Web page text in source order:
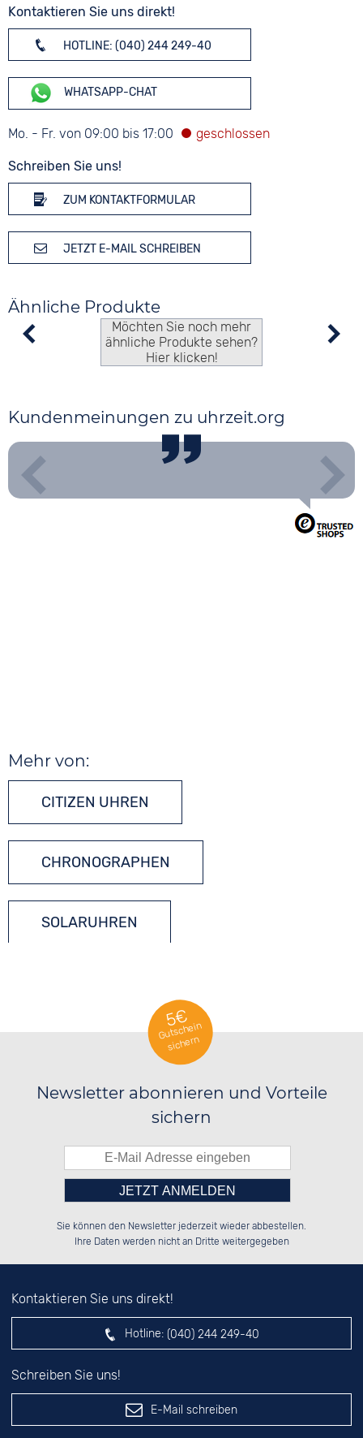
Kontaktieren Sie uns direkt!
HOTLINE: (040) 244 249-40
WHATSAPP-CHAT
Mo. - Fr. von 09:00 bis 17:00
Schreiben Sie uns!
ZUM KONTAKTFORMULAR
JETZT E-MAIL SCHREIBEN
Ähnliche Produkte
Möchten Sie noch mehr
ähnliche Produkte sehen?
Hier klicken!
Kundenmeinungen zu uhrzeit.org
Mehr von:
CITIZEN UHREN
CHRONOGRAPHEN
SOLARUHREN
5€
Gutschein
sichern
Newsletter abonnieren und Vorteile
sichern
██░░██░░██░░██░░██░░██░░░░░░██░░
██████░░██████░░██████░░░░████░░
░░░░██░░░░░░██░░██░░██░░░░░░██░░
Bitte tragen Sie die Zahl in
das nebenstehende Feld ein.
Sie können den Newsletter jederzeit wieder abbestellen.
Ihre Daten werden nicht an Dritte weitergegeben
Kontaktieren Sie uns direkt!
Hotline: (040) 244 249-40
Schreiben Sie uns!
E-Mail schreiben